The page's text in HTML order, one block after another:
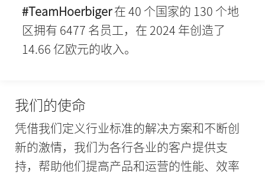
#TeamHoerbiger在 40 个国家的 130 个地
区拥有 6477 名员工，在 2024 年创造了
14.66 亿欧元的收入。
我们的使命
凭借我们定义行业标准的解决方案和不断创
新的激情，我们为各行各业的客户提供支
持，帮助他们提高产品和运营的性能、效率